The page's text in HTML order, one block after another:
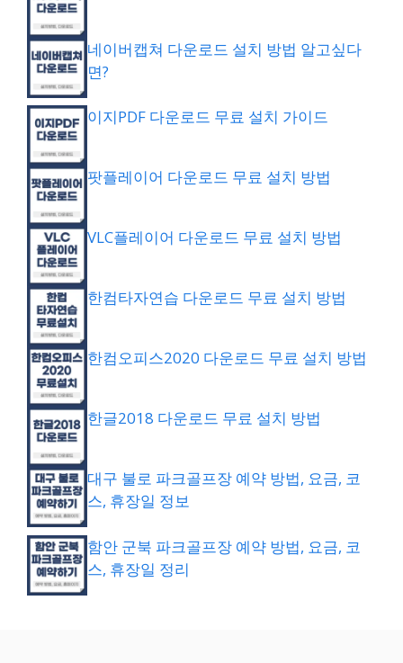
네이버캡쳐 다운로드 설치 방법 알고싶다
면?
이지PDF 다운로드 무료 설치 가이드
팟플레이어 다운로드 무료 설치 방법
VLC플레이어 다운로드 무료 설치 방법
한컴타자연습 다운로드 무료 설치 방법
한컴오피스2020 다운로드 무료 설치 방법
한글2018 다운로드 무료 설치 방법
대구 불로 파크골프장 예약 방법, 요금, 코
스, 휴장일 정보
함안 군북 파크골프장 예약 방법, 요금, 코
스, 휴장일 정리